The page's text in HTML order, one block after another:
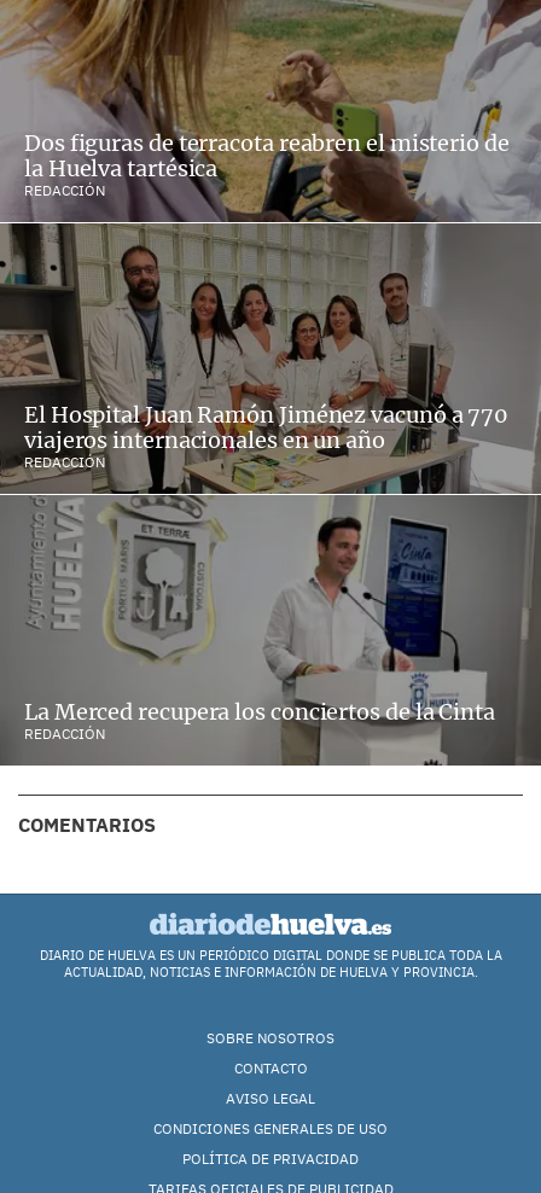
Dos figuras de terracota reabren el misterio de
la Huelva tartésica
REDACCIÓN
El Hospital Juan Ramón Jiménez vacunó a 770
viajeros internacionales en un año
REDACCIÓN
La Merced recupera los conciertos de la Cinta
REDACCIÓN
COMENTARIOS
DIARIO DE HUELVA ES UN PERIÓDICO DIGITAL DONDE SE PUBLICA TODA LA
ACTUALIDAD, NOTICIAS E INFORMACIÓN DE HUELVA Y PROVINCIA.
SOBRE NOSOTROS
CONTACTO
AVISO LEGAL
CONDICIONES GENERALES DE USO
POLÍTICA DE PRIVACIDAD
TARIFAS OFICIALES DE PUBLICIDAD